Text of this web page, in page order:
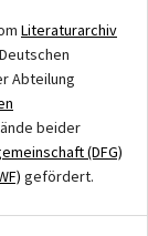
Literaturarchiv
Abteilung
beider
(DFG)
gefördert.